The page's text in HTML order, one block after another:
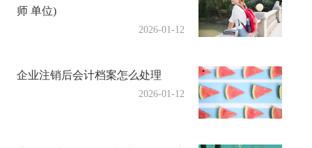
师 单位)
2026-01-12
企业注销后会计档案怎么处理
2026-01-12